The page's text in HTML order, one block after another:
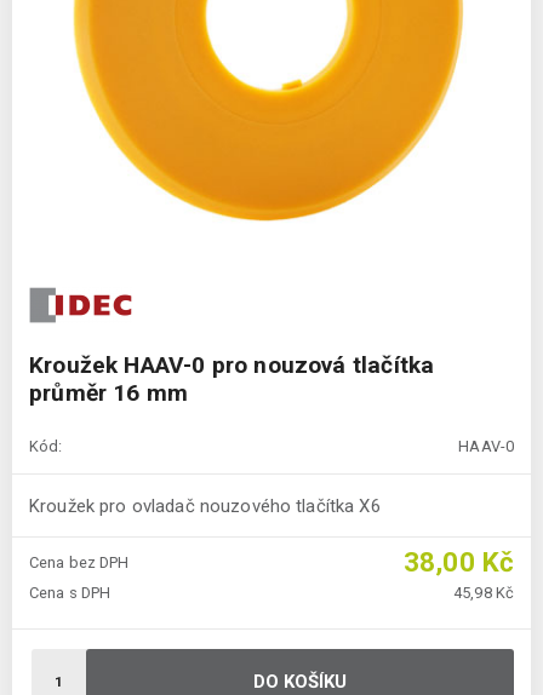
Kroužek HAAV-0 pro nouzová tlačítka
průměr 16 mm
Kód: HAAV-0
Kroužek pro ovladač nouzového tlačítka X6
Cena bez DPH 38,00 Kč
Cena s DPH 45,98 Kč
DO KOŠÍKU